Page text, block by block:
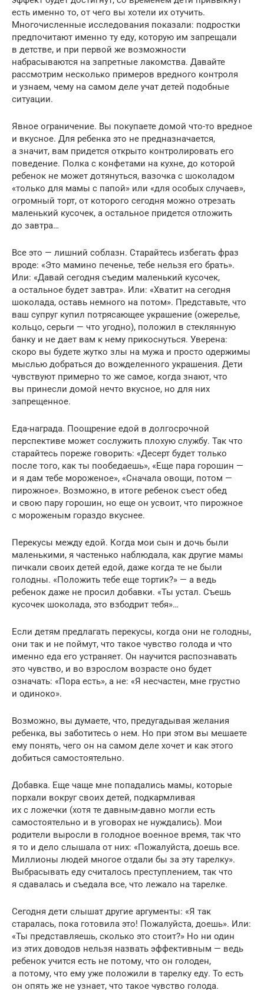
есть именно то, от чего вы хотели их отучить.
Многочисленные исследования показали: подростки
предпочитают именно ту еду, которую им запрещали
в детстве, и при первой же возможности
набрасываются на запретные лакомства. Давайте
рассмотрим несколько примеров вредного контроля
и узнаем, чему на самом деле учат детей подобные
ситуации.
Явное ограничение. Вы покупаете домой что-то вредное
и вкусное. Для ребенка это не предназначается,
а значит, вам придется открыто контролировать его
поведение. Полка с конфетами на кухне, до которой
ребенок не может дотянуться, вазочка с шоколадом
«только для мамы с папой» или «для особых случаев»,
огромный торт, от которого сегодня можно отрезать
маленький кусочек, а остальное придется отложить
до завтра…
Все это — лишний соблазн. Старайтесь избегать фраз
вроде: «Это мамино печенье, тебе нельзя его брать».
Или: «Давай сегодня съедим маленький кусочек,
а остальное будет завтра». Или: «Хватит на сегодня
шоколада, оставь немного на потом». Представьте, что
ваш супруг купил потрясающее украшение (ожерелье,
кольцо, серьги — что угодно), положил в стеклянную
банку и не дает вам к нему прикоснуться. Уверена:
скоро вы будете жутко злы на мужа и просто одержимы
мыслью добраться до вожделенного украшения. Дети
чувствуют примерно то же самое, когда знают, что
вы принесли домой нечто вкусное, но для них
запрещенное.
Еда-награда. Поощрение едой в долгосрочной
перспективе может сослужить плохую службу. Так что
старайтесь пореже говорить: «Десерт будет только
после того, как ты пообедаешь», «Еще пара горошин —
и я дам тебе мороженое», «Сначала овощи, потом —
пирожное». Возможно, в итоге ребенок съест обед
и свою пару горошин, но еще он усвоит, что пирожное
с мороженым гораздо вкуснее.
Перекусы между едой. Когда мои сын и дочь были
маленькими, я частенько наблюдала, как другие мамы
пичкали своих детей едой, даже когда те не были
голодны. «Положить тебе еще тортик?» — а ведь
ребенок даже не просил добавки. «Ты устал. Съешь
кусочек шоколада, это взбодрит тебя»…
Если детям предлагать перекусы, когда они не голодны,
они так и не поймут, что такое чувство голода и что
именно еда его устраняет. Он научится распознавать
это чувство, и во взрослом возрасте оно будет
означать: «Пора есть», а не: «Я несчастен, мне грустно
и одиноко».
Возможно, вы думаете, что, предугадывая желания
ребенка, вы заботитесь о нем. Но при этом вы мешаете
ему понять, чего он на самом деле хочет и как этого
добиться самостоятельно.
Добавка. Еще чаще мне попадались мамы, которые
порхали вокруг своих детей, подкармливая
их с ложечки (хотя те давным-давно могли есть
самостоятельно и в уговорах не нуждались). Мои
родители выросли в голодное военное время, так что
я то и дело слышала от них: «Пожалуйста, доешь все.
Миллионы людей многое отдали бы за эту тарелку».
Выбрасывать еду считалось преступлением, так что
я сдавалась и съедала все, что лежало на тарелке.
Сегодня дети слышат другие аргументы: «Я так
старалась, пока готовила это! Пожалуйста, доешь». Или:
«Ты представляешь, сколько это стоит?» Но ни один
из этих доводов нельзя назвать эффективным — ведь
ребенок учится есть не потому, что он голоден,
а потому, что ему уже положили в тарелку еду. То есть
он опять же не узнает, что такое чувство голода.